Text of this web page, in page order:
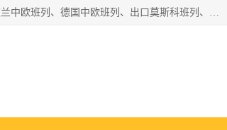
邦赋供应链管理成都有限公司是一家全球性的货物运输代理公司，主要从事：波兰中欧班列、德国中欧班列、出口莫斯科班列、中欧班列进口、蓉欧铁路、成都出口空运等业务，同时亦提供报关、报检、仓储、码头操作等服务。